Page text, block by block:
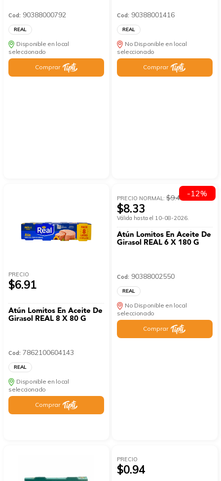
Cod: 90388000792
REAL
Disponible en local
seleccionado
Comprar
Cod: 90388001416
REAL
No Disponible en local
seleccionado
Comprar
PRECIO
$6.91
Atún Lomitos En Aceite De
Girasol REAL 8 X 80 G
Cod: 7862100604143
REAL
Disponible en local
seleccionado
Comprar
PRECIO NORMAL:$9.47
$8.33
Válida hasta el 10-08-2026.
Atún Lomitos En Aceite De
Girasol REAL 6 X 180 G
Cod: 90388002550
REAL
No Disponible en local
seleccionado
Comprar
-12%
PRECIO
$0.94